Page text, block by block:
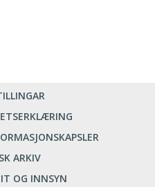
ARKIV
OG INNSYN